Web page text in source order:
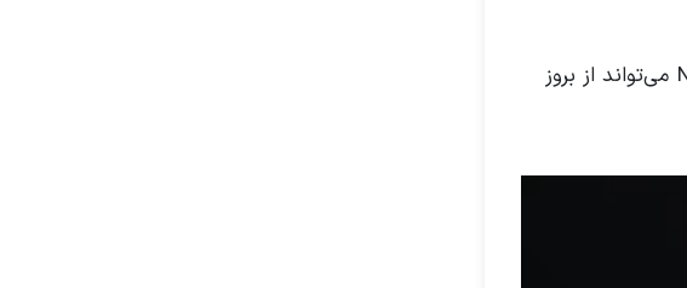
اشاره می‌کند، طراحی دقیق مفاد قرارداد NDA می‌تواند از بروز